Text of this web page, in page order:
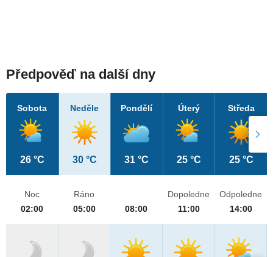
Předpověď na další dny
Sobota
26 °C
Neděle
30 °C
Pondělí
31 °C
Úterý
25 °C
Středa
25 °C
Noc
02:00
Ráno
05:00
08:00
Dopoledne
11:00
Odpoledne
14:00